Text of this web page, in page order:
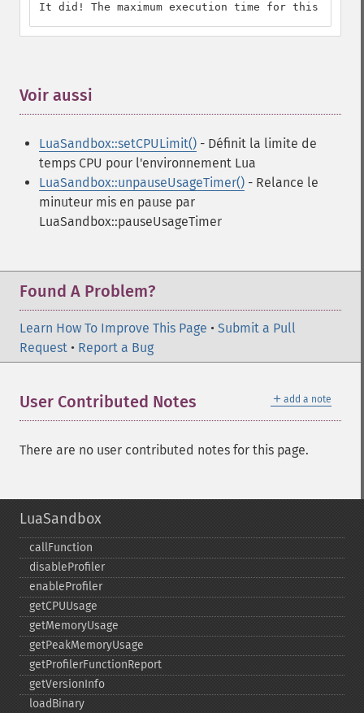
It did! The maximum execution time for this script
Voir aussi
LuaSandbox::setCPULimit() - Définit la limite de
temps CPU pour l'environnement Lua
LuaSandbox::unpauseUsageTimer() - Relance le
minuteur mis en pause par
LuaSandbox::pauseUsageTimer
Found A Problem?
Learn How To Improve This Page • Submit a Pull
Request • Report a Bug
＋ add a note
User Contributed Notes
There are no user contributed notes for this page.
LuaSandbox
callFunction
disableProfiler
enableProfiler
getCPUUsage
getMemoryUsage
getPeakMemoryUsage
getProfilerFunctionReport
getVersionInfo
loadBinary